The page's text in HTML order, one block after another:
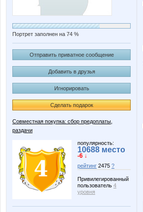
Портрет заполнен на 74 %
Отправить приватное сообщение
Добавить в друзья
Игнорировать
Сделать подарок
Совместная покупка: сбор предоплаты,
раздачи
популярность:
10688 место
-6 ↓
рейтинг 2475 ?
Привилегированный
пользователь 4
уровня